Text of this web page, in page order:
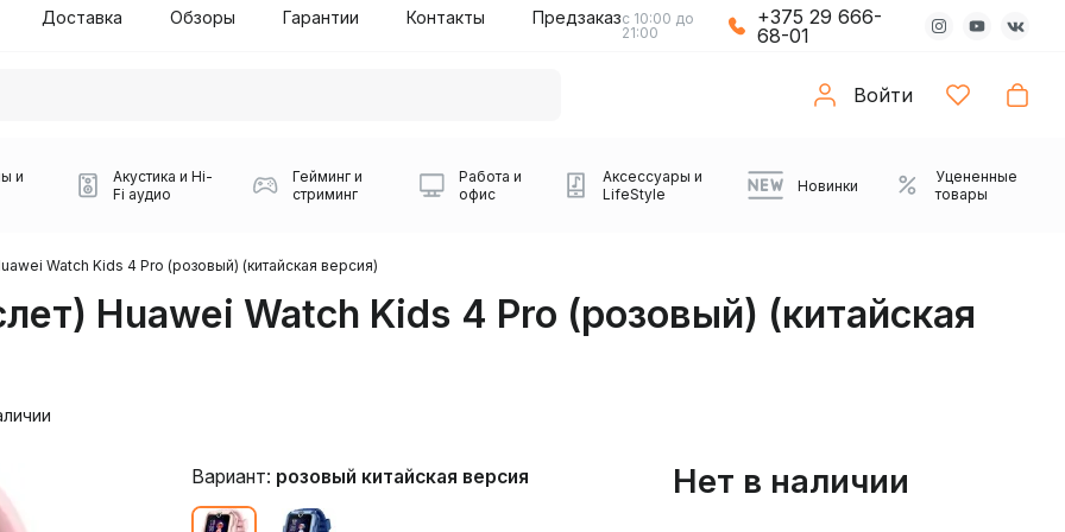
Доставка Обзоры Гарантии Контакты Предзаказс 10:00 до
21:00
+375 29 666-
68-01
Войти
Плееры Аудиоинтерфейсы
и
Виниловые
Звуковые карты
Акустика и Hi-
Fi аудио
Partybox
Гейминг и
стриминг
Компьютерные колонки Веб-камеры
Работа и
офис
Коврики с подсветкой Проекторы
Аксессуары и
LifeStyle
Зарядные устройства Транспорт
Новинки
Уцененные
товары
Watch Kids 4 Pro (розовый) (китайская версия)
Huawei Watch Kids 4 Pro (розовый) (китайская
Вариант: розовый китайская версия Нет в наличии